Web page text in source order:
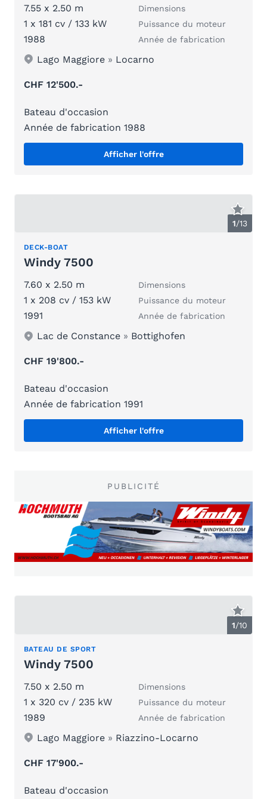
7.55 x 2.50 m Dimensions
1 x 181 cv / 133 kW Puissance du moteur
1988 Année de fabrication
Lago Maggiore » Locarno
CHF 12'500.-
Bateau d'occasion
Année de fabrication 1988
Afficher l'offre
1/13
DECK-BOAT
Windy 7500
7.60 x 2.50 m Dimensions
1 x 208 cv / 153 kW Puissance du moteur
1991 Année de fabrication
Lac de Constance » Bottighofen
CHF 19'800.-
Bateau d'occasion
Année de fabrication 1991
Afficher l'offre
PUBLICITÉ
1/10
BATEAU DE SPORT
Windy 7500
7.50 x 2.50 m Dimensions
1 x 320 cv / 235 kW Puissance du moteur
1989 Année de fabrication
Lago Maggiore » Riazzino-Locarno
CHF 17'900.-
Bateau d'occasion